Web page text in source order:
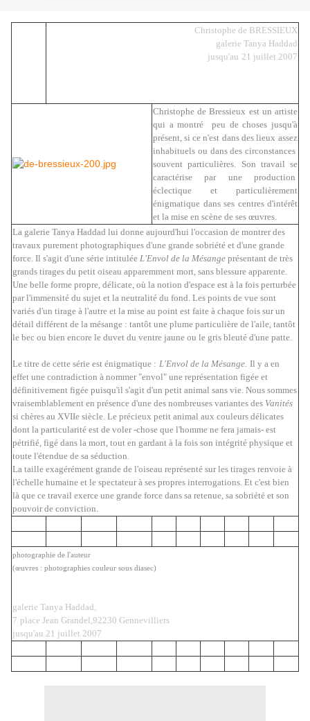
Christophe de BRESSIEUX
galerie Tanya Haddad
jusqu'au 21 juillet 2007
Christophe de Bressieux est un artiste
qui a montré peu de choses jusqu'à
présent, si ce n'est dans des lieux assez
inhabituels ou dans des circonstances
souvent particulières. Son travail se
caractérise par une production
éclectique et particulièrement
énigmatique dans ses centres d'intérêt
et la mise en scène de ses œuvres.
La galerie Tanya Haddad lui donne aujourd'hui l'occasion de montrer des
travaux purement photographiques d'une grande sobriété et d'une grande
force. Il s'agit d'une série intitulée L'Envol de la Mésange présentant de très
grands tirages du petit oiseau apparemment mort, sans blessure apparente.
Une belle forme propre, délicate, où la notion d'espace est à la fois perturbée
par l'immensité du sujet et la neutralité du fond. Les points de vue sont
variés d'un tirage à l'autre et la mise au point est faite à chaque fois sur un
détail différent de la mésange : tantôt une plume particulière de l'aile, tantôt
le bec ou bien encore le duvet du ventre jaune ou le gris bleuté d'une patte.
Le titre de cette série est énigmatique : L'Envol de la Mésange. Il y a en
effet une contradiction à nommer "envol" une représentation figée et
définitivement figée puisqu'il s'agit d'un petit animal sans vie. Nous sommes
vraisemblablement en présence d'une des nombreuses variantes des Vanités
si chères au XVIIe siècle. Le précieux petit animal aux couleurs délicates
dont la particularité est de voler -chose que l'homme ne fera jamais- est
pétrifié, figé dans la mort, tout en gardant à la fois son intégrité physique et
toute l'étendue de sa séduction.
La taille exagérément grande de l'oiseau représenté sur les tirages renvoie à
l'échelle humaine et le spectateur à ses propres interrogations. Et c'est bien
là que ce travail exerce une grande force dans sa retenue, sa sobriété et son
pouvoir de conviction.
photographie de l'auteur
(œuvres : photographies couleur sous diasec)
galerie Tanya Haddad,
7 place Jean Grandel,92230 Gennevilliers
jusqu'au 21 juillet 2007